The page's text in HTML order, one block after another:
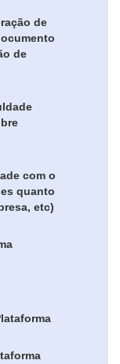
de
de
com o
quanto
etc)